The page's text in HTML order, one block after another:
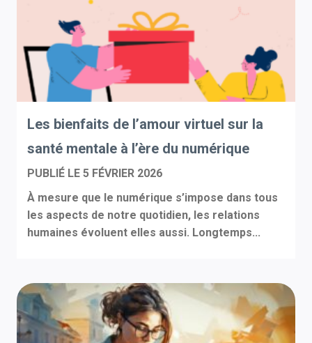
Les bienfaits de l’amour virtuel sur la
santé mentale à l’ère du numérique
PUBLIÉ LE 5 FÉVRIER 2026
À mesure que le numérique s’impose dans tous
les aspects de notre quotidien, les relations
humaines évoluent elles aussi. Longtemps...